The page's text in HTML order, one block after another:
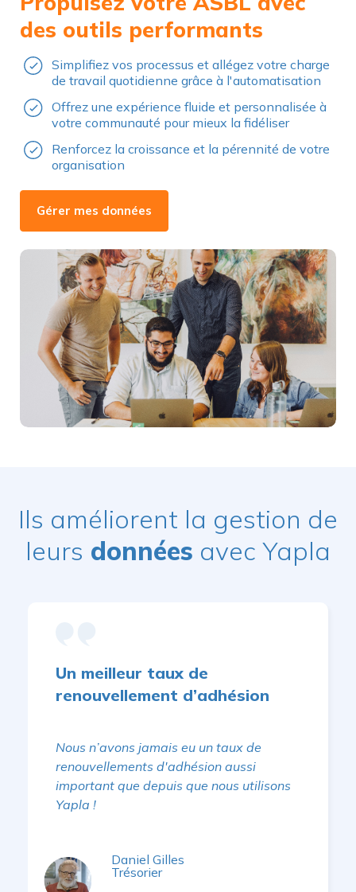
des outils performants
Simplifiez vos processus et allégez votre charge
de travail quotidienne grâce à l'automatisation
Offrez une expérience fluide et personnalisée à
votre communauté pour mieux la fidéliser
Renforcez la croissance et la pérennité de votre
organisation
Gérer mes données
Ils améliorent la gestion de
leurs données avec Yapla
Un meilleur taux de
renouvellement d’adhésion
Nous n’avons jamais eu un taux de
renouvellements d'adhésion aussi
important que depuis que nous utilisons
Yapla !
Daniel Gilles
Trésorier